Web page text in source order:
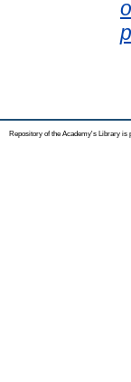
Repository of the Academy's Library is